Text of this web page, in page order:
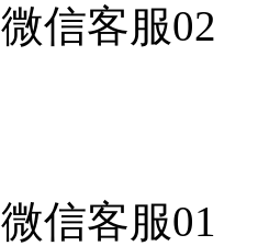
微信客服02
微信客服01